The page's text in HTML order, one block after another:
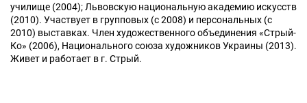
училище (2004); Львовскую национальную академию искусств
(2010). Участвует в групповых (с 2008) и персональных (с
2010) выставках. Член художественного объединения «Стрый-
Ко» (2006), Национального союза художников Украины (2013).
Живет и работает в г. Стрый.